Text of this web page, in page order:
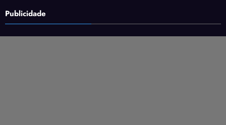
Publicidade